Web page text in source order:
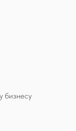
бизнесу